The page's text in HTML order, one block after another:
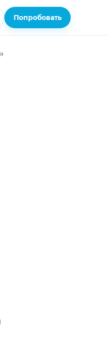
Попробовать